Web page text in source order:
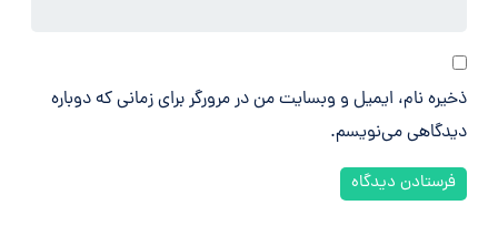
ذخیره نام، ایمیل و وبسایت من در مرورگر برای زمانی که دوباره
دیدگاهی می‌نویسم.